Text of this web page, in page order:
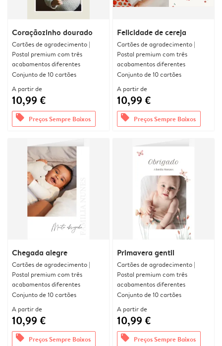
Coraçãozinho dourado
Cartões de agradecimento |
Postal premium com três
acabamentos diferentes
Conjunto de 10 cartões
A partir de
10,99 €
offers Preços Sempre Baixos
Felicidade de cereja
Cartões de agradecimento |
Postal premium com três
acabamentos diferentes
Conjunto de 10 cartões
A partir de
10,99 €
offers Preços Sempre Baixos
Chegada alegre
Cartões de agradecimento |
Postal premium com três
acabamentos diferentes
Conjunto de 10 cartões
A partir de
10,99 €
offers Preços Sempre Baixos
Primavera gentil
Cartões de agradecimento |
Postal premium com três
acabamentos diferentes
Conjunto de 10 cartões
A partir de
10,99 €
offers Preços Sempre Baixos